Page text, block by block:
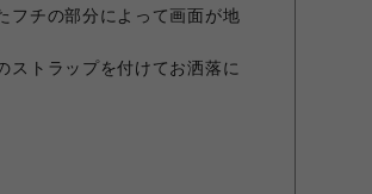
フチの部分によって画面が地
ストラップを付けてお洒落に